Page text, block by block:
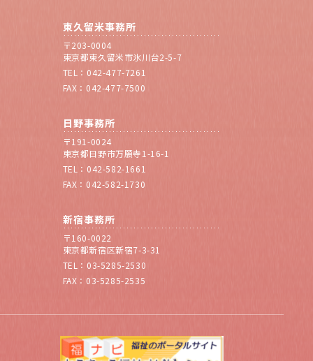
東久留米事務所
〒203-0004
東京都東久留米市氷川台2-5-7
TEL：042-477-7261
FAX：042-477-7500
日野事務所
〒191-0024
東京都日野市万願寺1-16-1
TEL：042-582-1661
FAX：042-582-1730
新宿事務所
〒160-0022
東京都新宿区新宿7-3-31
TEL：03-5285-2530
FAX：03-5285-2535